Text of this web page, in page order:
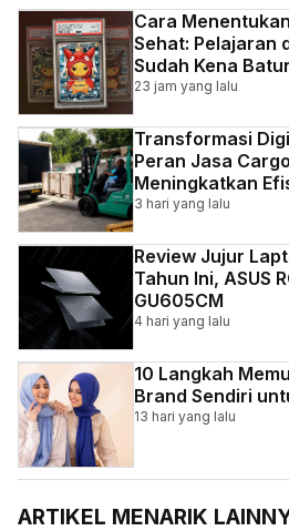
Cara
Sehat: Pelajaran
Sudah Kena
23 jam yang lalu
Transformasi
Peran Jasa
Meningkatkan
Indonesia
3 hari yang lalu
Review Jujur
Tahun Ini, ASUS
GU605CM
4 hari yang lalu
10 Langkah
Brand Sendiri
13 hari yang lalu
ARTIKEL MENARIK